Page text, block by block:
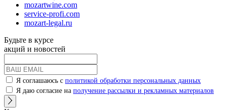
mozartwine.com
service-profi.com
mozart-legal.ru
Будьте в курсе
акций и новостей
Я соглашаюсь с политикой обработки персональных данных
Я даю согласие на получение рассылки и рекламных материалов